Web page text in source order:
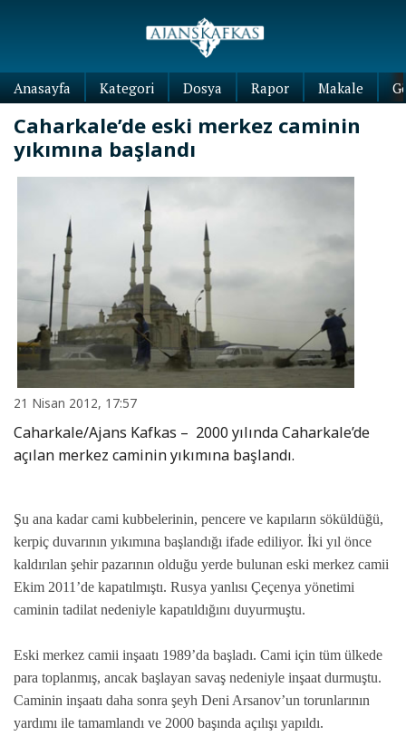
Anasayfa Kategori Dosya Rapor Makale
Caharkale’de eski merkez caminin
yıkımına başlandı
21 Nisan 2012, 17:57
Caharkale/Ajans Kafkas – 2000 yılında Caharkale’de
açılan merkez caminin yıkımına başlandı.
Şu ana kadar cami kubbelerinin, pencere ve kapıların söküldüğü,
kerpiç duvarının yıkımına başlandığı ifade ediliyor. İki yıl önce
kaldırılan şehir pazarının olduğu yerde bulunan eski merkez camii
Ekim 2011’de kapatılmıştı. Rusya yanlısı Çeçenya yönetimi
caminin tadilat nedeniyle kapatıldığını duyurmuştu.
Eski merkez camii inşaatı 1989’da başladı. Cami için tüm ülkede
para toplanmış, ancak başlayan savaş nedeniyle inşaat durmuştu.
Caminin inşaatı daha sonra şeyh Deni Arsanov’un torunlarının
yardımı ile tamamlandı ve 2000 başında açılışı yapıldı.